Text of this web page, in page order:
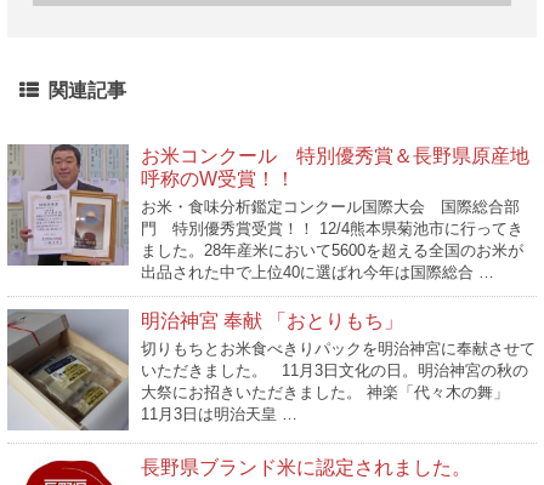
関連記事
お米コンクール 特別優秀賞＆長野県原産地
呼称のW受賞！！
お米・食味分析鑑定コンクール国際大会 国際総合部
門 特別優秀賞受賞！！ 12/4熊本県菊池市に行ってき
ました。28年産米において5600を超える全国のお米が
出品された中で上位40に選ばれ今年は国際総合 …
明治神宮 奉献 「おとりもち」
切りもちとお米食べきりパックを明治神宮に奉献させて
いただきました。 11月3日文化の日。明治神宮の秋の
大祭にお招きいただきました。 神楽「代々木の舞」
11月3日は明治天皇 …
長野県ブランド米に認定されました。